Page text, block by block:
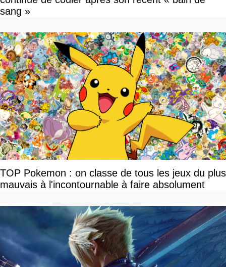
sang »
TOP Pokemon : on classe de tous les jeux du plus
mauvais à l'incontournable à faire absolument